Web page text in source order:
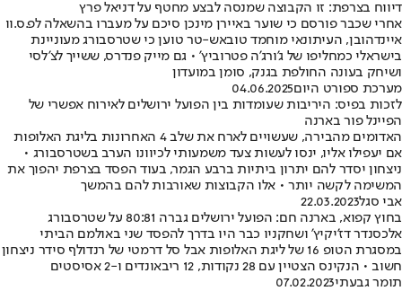
דיווח בצרפת: זו הקבוצה שמנסה לבצע מחטף על דניאל פרץ
אחרי שכבר פורסם כי שוער באיירן מינכן סיכם על מעברו בהשאלה לפ.ס.וו
איינדהובן, העיתונאי מוחמד טובאש-טר טוען כי שטרסבורג מעוניינת
בישראלי כמחליפו של ג'ורג'ה פטרוביץ' • גם מייק פנדרס, ששייך לצ'לסי
ושיחק בעונה החולפת בגנק, סומן במועדון
מערכת ספורט היום04.06.2025
לזכות בפיס: היריבות שעומדות בין הפועל ירושלים לאירוח אפשרי של
הפיינל פור בארנה
האדומים מהבירה, שעשויים לארח את שלב 4 האחרונות בליגת האלופות
אם יעפילו אליו, ינסו לעשות צעד משמעותי לכיוונו הערב בשטרסבורג •
ניצחון יסדר להם יתרון ביתיות ברבע הגמר, בעוד הפסד בצרפת יהפוך את
המשימה לקשה יותר • אלו הקבוצות שאורבות להם בהמשך
אבי סגל22.03.2023
בחוץ קפוא, בארנה חם: הפועל ירושלים גברה 80:81 על שטרסבורג
אלכסנדר דז'יקיץ' ושחקניו כבר היו בדרך להפסד שני באולמם הביתי
במסגרת הטופ 16 של ליגת האלופות אבל סל דרמטי של רנדולף סידר ניצחון
חשוב • הנקינס הצטיין עם 28 נקודות, 12 ריבאונדים ו-2 אסיסטים
תומר גבעתי07.02.2023